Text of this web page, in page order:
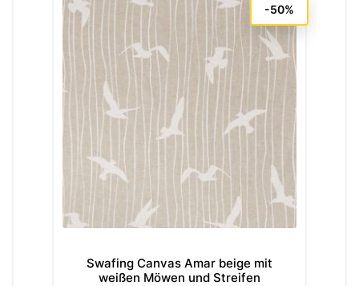
Swafing Canvas Amar beige mit
weißen Möwen und Streifen
-50%